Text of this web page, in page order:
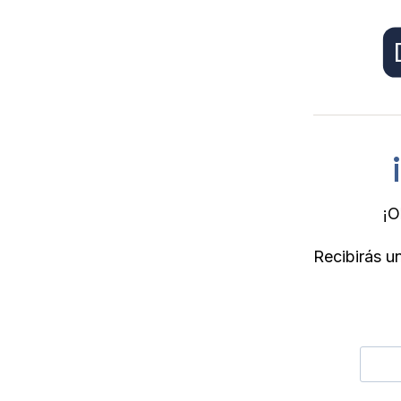
Recibirás